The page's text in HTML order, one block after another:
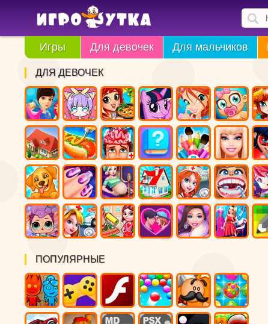
Игры Для девочек Для мальчиков
ДЛЯ ДЕВОЧЕК
ПОПУЛЯРНЫЕ